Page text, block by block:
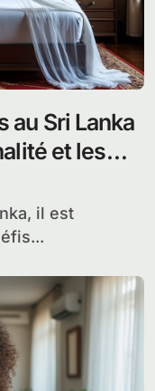
au Sri Lanka
et les